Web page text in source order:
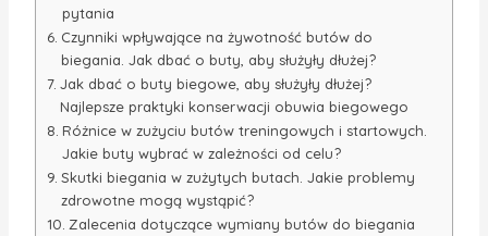
pytania
Czynniki wpływające na żywotność butów do
biegania. Jak dbać o buty, aby służyły dłużej?
Jak dbać o buty biegowe, aby służyły dłużej?
Najlepsze praktyki konserwacji obuwia biegowego
Różnice w zużyciu butów treningowych i startowych.
Jakie buty wybrać w zależności od celu?
Skutki biegania w zużytych butach. Jakie problemy
zdrowotne mogą wystąpić?
Zalecenia dotyczące wymiany butów do biegania